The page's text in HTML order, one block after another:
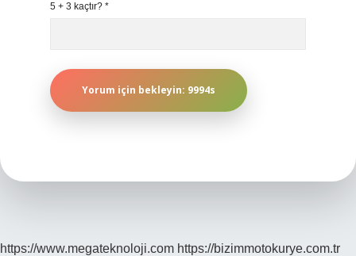
5 + 3 kaçtır? *
https://www.megateknoloji.com https://bizimmotokurye.com.tr